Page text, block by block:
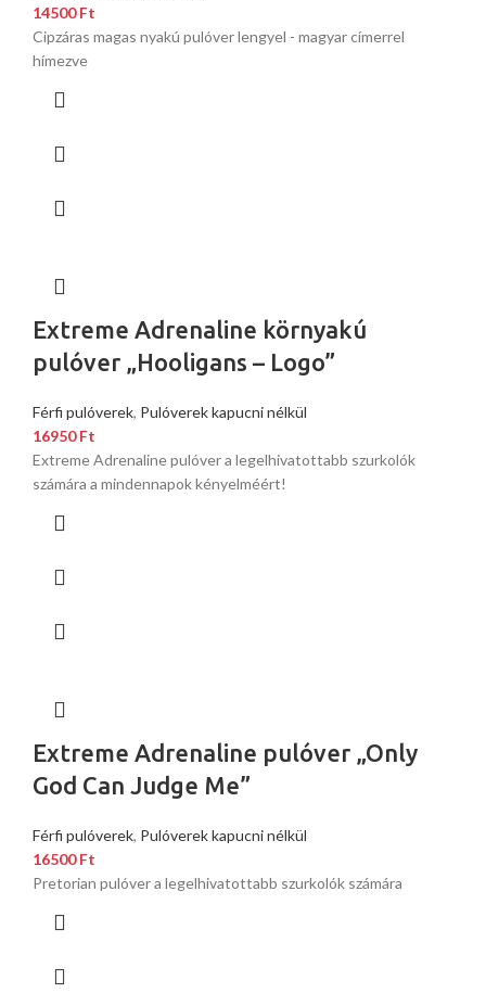
14500Ft
Cipzáras magas nyakú pulóver lengyel - magyar címerrel
hímezve
Extreme Adrenaline környakú
pulóver „Hooligans – Logo”
Férfi pulóverek, Pulóverek kapucni nélkül
16950Ft
Extreme Adrenaline pulóver a legelhivatottabb szurkolók
számára a mindennapok kényelméért!
Extreme Adrenaline pulóver „Only
God Can Judge Me”
Férfi pulóverek, Pulóverek kapucni nélkül
16500Ft
Pretorian pulóver a legelhivatottabb szurkolók számára